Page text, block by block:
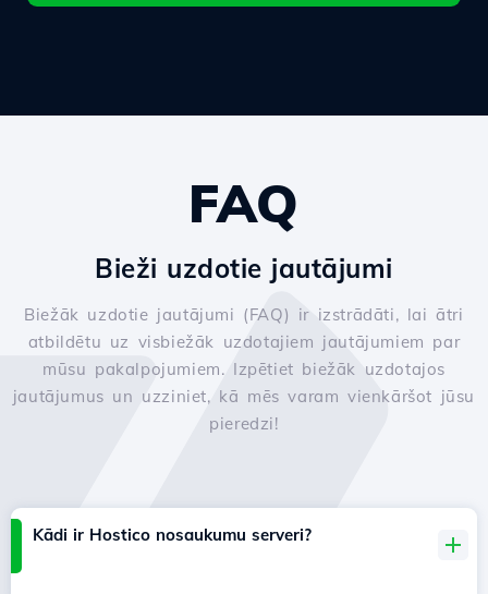
FAQ
Bieži uzdotie jautājumi
Biežāk uzdotie jautājumi (FAQ) ir izstrādāti, lai ātri
atbildētu uz visbiežāk uzdotajiem jautājumiem par
mūsu pakalpojumiem. Izpētiet biežāk uzdotajos
jautājumus un uzziniet, kā mēs varam vienkāršot jūsu
pieredzi!
Kādi ir Hostico nosaukumu serveri?